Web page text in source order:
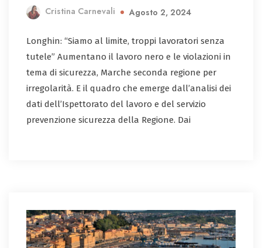
Cristina Carnevali Agosto 2, 2024
Longhin: “Siamo al limite, troppi lavoratori senza
tutele” Aumentano il lavoro nero e le violazioni in
tema di sicurezza, Marche seconda regione per
irregolarità. E il quadro che emerge dall’analisi dei
dati dell’Ispettorato del lavoro e del servizio
prevenzione sicurezza della Regione. Dai